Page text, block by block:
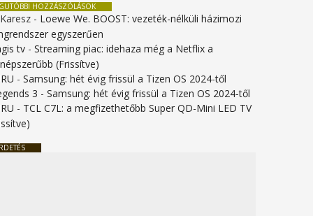
HOZZÁSZÓLÁSOK
- Loewe We. BOOST: vezeték-nélküli házimozi
egyszerűen
tv -Streaming piac: idehaza még a Netflix a
(Frissítve)
-Samsung: hét évig frissül a Tizen OS 2024-től
3 -Samsung: hét évig frissül a Tizen OS 2024-től
- TCL C7L: a megfizethetőbb Super QD-Mini LED TV